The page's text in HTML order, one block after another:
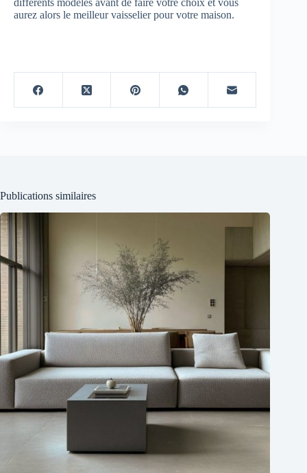
différents modèles avant de faire votre choix et vous
aurez alors le meilleur vaisselier pour votre maison.
Publications similaires